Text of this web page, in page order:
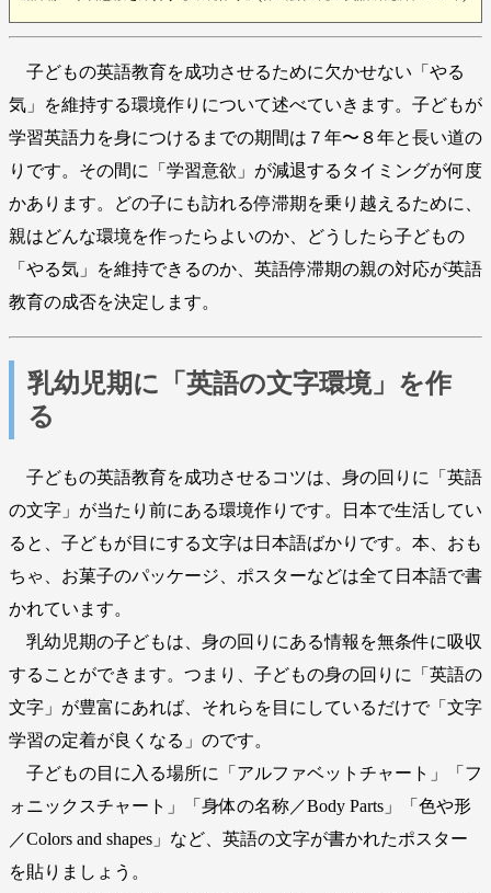
子どもの英語教育を成功させるために欠かせない「やる
気」を維持する環境作りについて述べていきます。子どもが
学習英語力を身につけるまでの期間は７年〜８年と長い道の
りです。その間に「学習意欲」が減退するタイミングが何度
かあります。どの子にも訪れる停滞期を乗り越えるために、
親はどんな環境を作ったらよいのか、どうしたら子どもの
「やる気」を維持できるのか、英語停滞期の親の対応が英語
教育の成否を決定します。
乳幼児期に「英語の文字環境」を作
る
子どもの英語教育を成功させるコツは、身の回りに「英語
の文字」が当たり前にある環境作りです。日本で生活してい
ると、子どもが目にする文字は日本語ばかりです。本、おも
ちゃ、お菓子のパッケージ、ポスターなどは全て日本語で書
かれています。
乳幼児期の子どもは、身の回りにある情報を無条件に吸収
することができます。つまり、子どもの身の回りに「英語の
文字」が豊富にあれば、それらを目にしているだけで「文字
学習の定着が良くなる」のです。
子どもの目に入る場所に「アルファベットチャート」「フ
ォニックスチャート」「身体の名称／Body Parts」「色や形
／Colors and shapes」など、英語の文字が書かれたポスター
を貼りましょう。